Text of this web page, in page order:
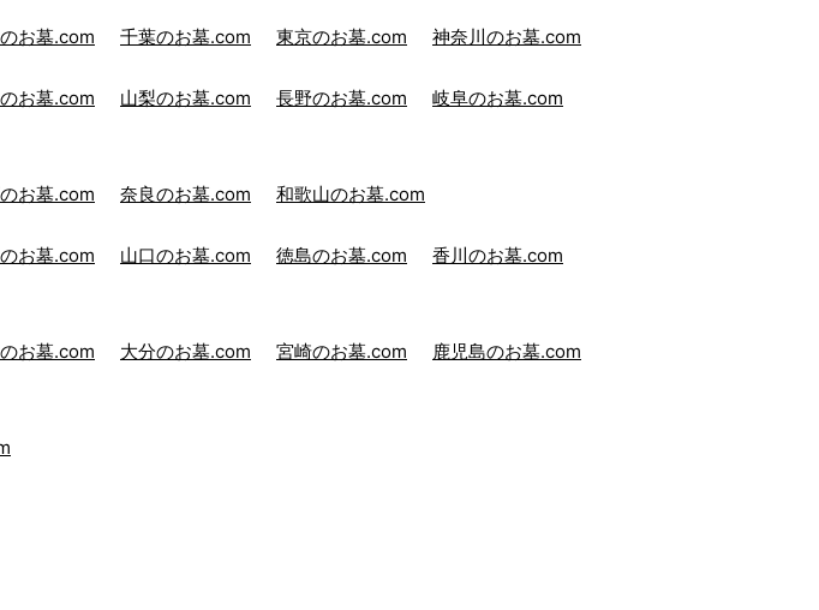
お墓.com 千葉のお墓.com 東京のお墓.com 神奈川のお墓.com
お墓.com 山梨のお墓.com 長野のお墓.com
岐阜のお墓.com
お墓.com 奈良のお墓.com 和歌山のお墓.com
お墓.com 山口のお墓.com 徳島のお墓.com
香川のお墓.com
お墓.com 大分のお墓.com 宮崎のお墓.com
鹿児島のお墓.com